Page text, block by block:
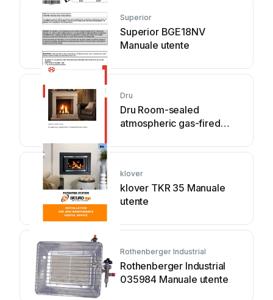
Superior
Superior BGE18NV
Manuale utente
Dru
Dru Room-sealed
atmospheric gas-fired
klover
klover TKR 35 Manuale
utente
Rothenberger Industrial
Rothenberger Industrial
035984 Manuale utente